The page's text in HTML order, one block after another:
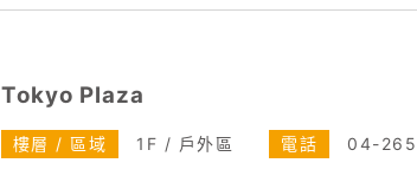
Tokyo Plaza
樓層 / 區域 1F / 戶外區 電話 04-